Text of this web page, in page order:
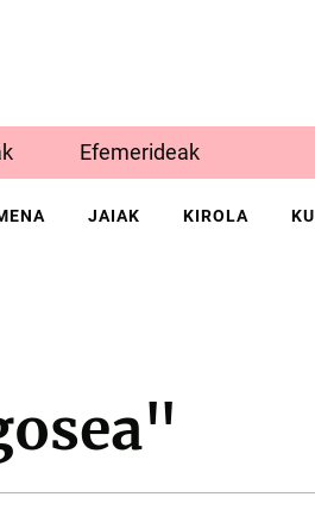
Efemerideak
JAIAK KIROLA